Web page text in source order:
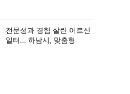
전문성과 경험 살린 어르신
일터… 하남시, 맞춤형